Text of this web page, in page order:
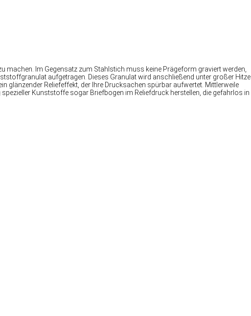
machen. Im Gegensatz zum Stahlstich muss keine Prägeform graviert werden,
aufgetragen. Dieses Granulat wird anschließend unter großer Hitze
glänzender Reliefeffekt, der Ihre Drucksachen spürbar aufwertet. Mittlerweile
Kunststoffe sogar Briefbogen im Reliefdruck herstellen, die gefahrlos in